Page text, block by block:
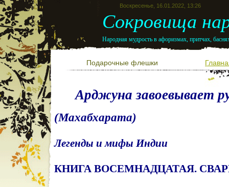
Воскресенье, 16.01.2022, 13:26
Сокровища
Народная мудрость в афоризмах, притчах,
Подарочные флешки
Арджуна завоевывает
(Махабхарата)
Легенды и мифы Индии
КНИГА ВОСЕМНАДЦАТАЯ.